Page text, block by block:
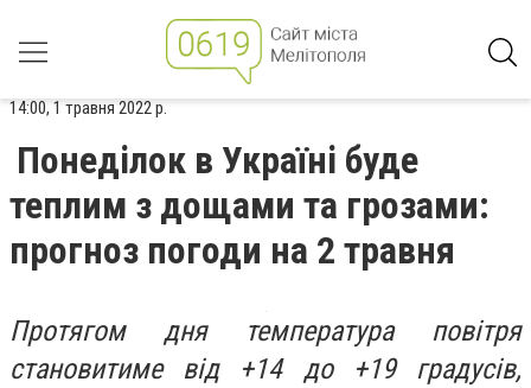
14:00, 1 травня 2022 р.
Понеділок в Україні буде
теплим з дощами та грозами:
прогноз погоди на 2 травня
Протягом дня температура повітря
становитиме від +14 до +19 градусів,